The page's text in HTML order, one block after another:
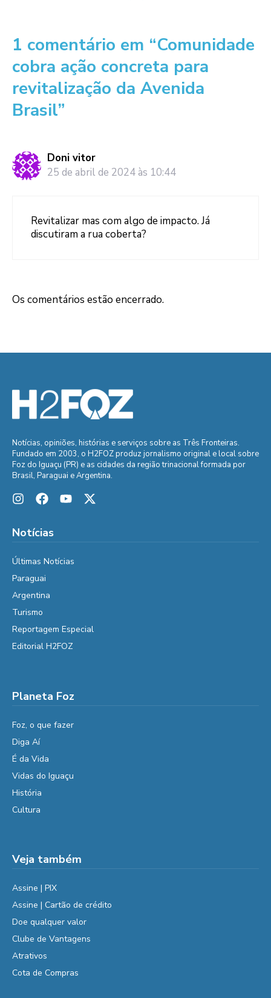
1 comentário em “Comunidade
cobra ação concreta para
revitalização da Avenida
Brasil”
Doni vitor
25 de abril de 2024 às 10:44
Revitalizar mas com algo de impacto. Já
discutiram a rua coberta?
Os comentários estão encerrado.
Notícias, opiniões, histórias e serviços sobre as Três Fronteiras.
Fundado em 2003, o H2FOZ produz jornalismo original e local sobre
Foz do Iguaçu (PR) e as cidades da região trinacional formada por
Brasil, Paraguai e Argentina.
Notícias
Últimas Notícias
Paraguai
Argentina
Turismo
Reportagem Especial
Editorial H2FOZ
Planeta Foz
Foz, o que fazer
Diga Aí
É da Vida
Vidas do Iguaçu
História
Cultura
Veja também
Assine | PIX
Assine | Cartão de crédito
Doe qualquer valor
Clube de Vantagens
Atrativos
Cota de Compras